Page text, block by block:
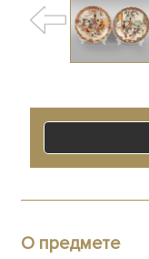
О предмете